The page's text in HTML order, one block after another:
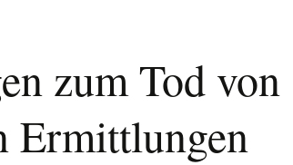
zum Tod von
Ermittlungen